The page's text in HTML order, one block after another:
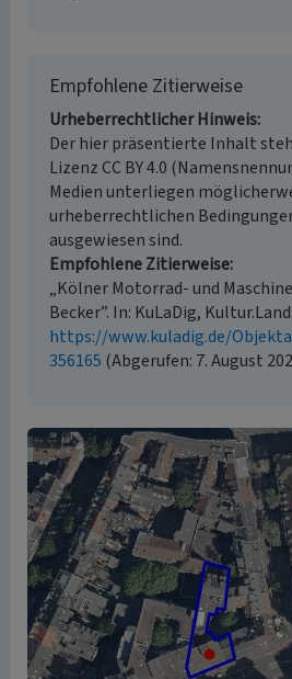
Empfohlene Zitierweise
Urheberrechtlicher Hinweis
Der hier präsentierte Inhalt
Lizenz CC BY 4.0
Medien unterliegen
urheberrechtlichen
ausgewiesen sind.
Empfohlene Zitierweise
„Kölner Motorrad- und
Becker”. In: KuLaDig,
https://www.kuladig.de/
356165 (Abgerufen: 7. August